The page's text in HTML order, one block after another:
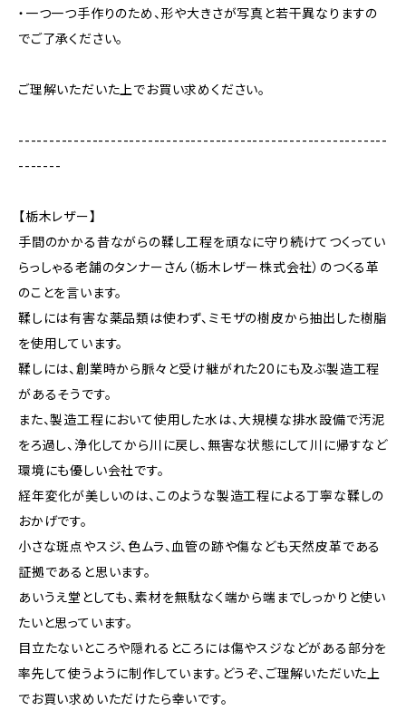
・一つ一つ手作りのため、形や大きさが写真と若干異なりますの
でご了承ください。
ご理解いただいた上でお買い求めください。
------------------------------------------------------------
-------
【栃木レザー】
手間のかかる昔ながらの鞣し工程を頑なに守り続けてつくってい
らっしゃる老舗のタンナーさん（栃木レザー株式会社）のつくる革
のことを言います。
鞣しには有害な薬品類は使わず、ミモザの樹皮から抽出した樹脂
を使用しています。
鞣しには、創業時から脈々と受け継がれた20にも及ぶ製造工程
があるそうです。
また、製造工程において使用した水は、大規模な排水設備で汚泥
をろ過し、浄化してから川に戻し、無害な状態にして川に帰すなど
環境にも優しい会社です。
経年変化が美しいのは、このような製造工程による丁寧な鞣しの
おかげです。
小さな斑点やスジ、色ムラ、血管の跡や傷なども天然皮革である
証拠であると思います。
あいうえ堂としても、素材を無駄なく端から端までしっかりと使い
たいと思っています。
目立たないところや隠れるところには傷やスジなどがある部分を
率先して使うように制作しています。どうぞ、ご理解いただいた上
でお買い求めいただけたら幸いです。